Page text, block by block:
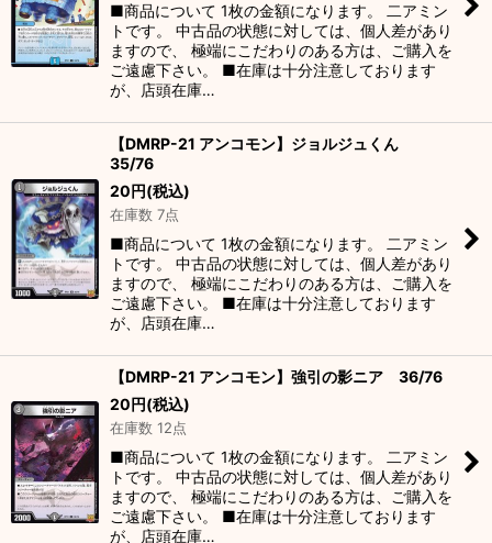
■商品について 1枚の金額になります。 二アミン
トです。 中古品の状態に対しては、個人差があり
ますので、 極端にこだわりのある方は、ご購入を
ご遠慮下さい。 ■在庫は十分注意しております
が、店頭在庫…
【DMRP-21 アンコモン】ジョルジュくん
35/76
20円(税込)
在庫数 7点
■商品について 1枚の金額になります。 二アミン
トです。 中古品の状態に対しては、個人差があり
ますので、 極端にこだわりのある方は、ご購入を
ご遠慮下さい。 ■在庫は十分注意しております
が、店頭在庫…
【DMRP-21 アンコモン】強引の影ニア 36/76
20円(税込)
在庫数 12点
■商品について 1枚の金額になります。 二アミン
トです。 中古品の状態に対しては、個人差があり
ますので、 極端にこだわりのある方は、ご購入を
ご遠慮下さい。 ■在庫は十分注意しております
が、店頭在庫…